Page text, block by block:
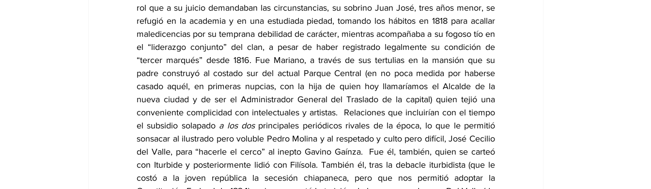
rol que a su juicio demandaban las circunstancias, su sobrino Juan José, tres años menor, se
refugió en la academia y en una estudiada piedad, tomando los hábitos en 1818 para acallar
maledicencias por su temprana debilidad de carácter, mientras acompañaba a su fogoso tío en
el “liderazgo conjunto” del clan, a pesar de haber registrado legalmente su condición de
“tercer marqués” desde 1816. Fue Mariano, a través de sus tertulias en la mansión que su
padre construyó al costado sur del actual Parque Central (en no poca medida por haberse
casado aquél, en primeras nupcias, con la hija de quien hoy llamaríamos el Alcalde de la
nueva ciudad y de ser el Administrador General del Traslado de la capital) quien tejió una
conveniente complicidad con intelectuales y artistas.  Relaciones que incluirían con el tiempo
el subsidio solapado a los dos principales periódicos rivales de la época, lo que le permitió
sonsacar al ilustrado pero voluble Pedro Molina y al respetado y culto pero difícil, José Cecilio
del Valle, para “hacerle el cerco” al inepto Gavino Gaínza.  Fue él, también, quien se carteó
con Iturbide y posteriormente lidió con Filísola. También él, tras la debacle iturbidista (que le
costó a la joven república la secesión chiapaneca, pero que nos permitió adoptar la